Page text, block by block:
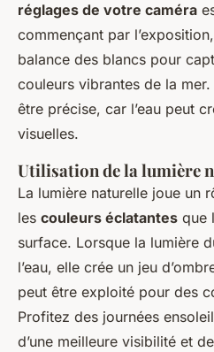
réglages de votre caméra
commençant par
balance des blancs pour
couleurs vibrantes de la
être précise, car l’eau peut
visuelles.
Utilisation de la lumière
La lumière naturelle joue un
les couleurs éclatantes que
surface. Lorsque la lumière
l’eau, elle crée un jeu
peut être exploité pour des
Profitez des journées
d’une meilleure visibilité et